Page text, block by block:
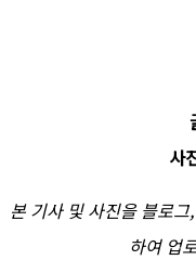
사
본 기사 및 사진을 블로
하여 업